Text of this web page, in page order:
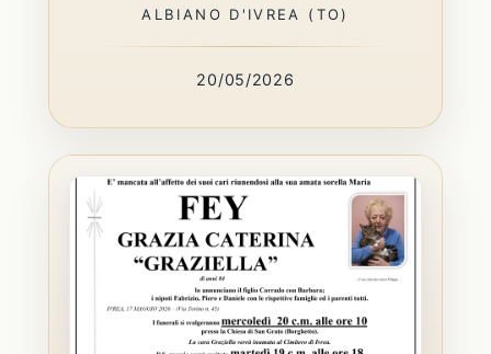
ALBIANO D'IVREA (TO)
20/05/2026